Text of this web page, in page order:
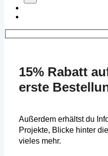
15% Rabatt
erste
Außerdem erhältst du
Projekte, Blicke hinter
vieles mehr.